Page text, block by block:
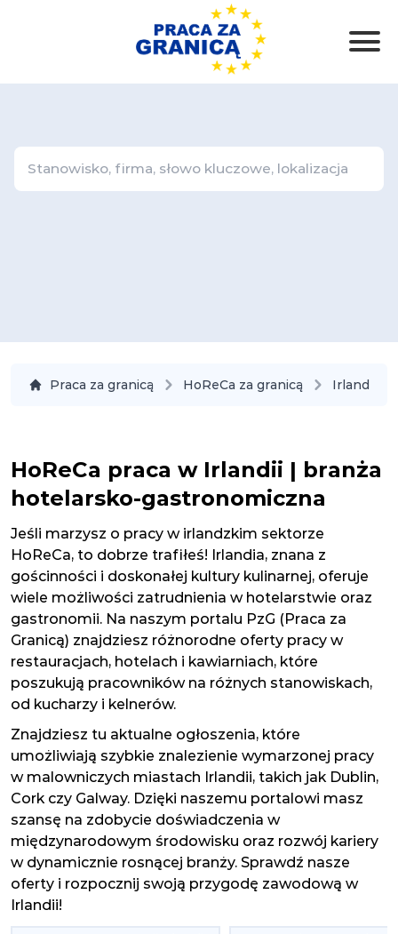
Praca za granicą HoReCa za granicą Irlandia
HoReCa praca w Irlandii | branża
hotelarsko-gastronomiczna
Jeśli marzysz o pracy w irlandzkim sektorze
HoReCa, to dobrze trafiłeś! Irlandia, znana z
gościnności i doskonałej kultury kulinarnej, oferuje
wiele możliwości zatrudnienia w hotelarstwie oraz
gastronomii. Na naszym portalu PzG (Praca za
Granicą) znajdziesz różnorodne oferty pracy w
restauracjach, hotelach i kawiarniach, które
poszukują pracowników na różnych stanowiskach,
od kucharzy i kelnerów.
Znajdziesz tu aktualne ogłoszenia, które
umożliwiają szybkie znalezienie wymarzonej pracy
w malowniczych miastach Irlandii, takich jak Dublin,
Cork czy Galway. Dzięki naszemu portalowi masz
szansę na zdobycie doświadczenia w
międzynarodowym środowisku oraz rozwój kariery
w dynamicznie rosnącej branży. Sprawdź nasze
oferty i rozpocznij swoją przygodę zawodową w
Irlandii!